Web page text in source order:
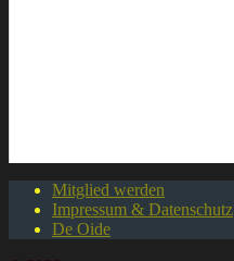
Mitglied werden
Impressum & Datenschutz
De Oide